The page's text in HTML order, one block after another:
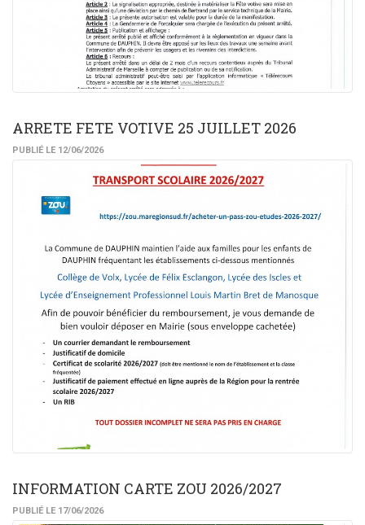
ARRETE FETE VOTIVE 25 JUILLET 2026
PUBLIÉ LE 12/06/2026
INFORMATION CARTE ZOU 2026/2027
PUBLIÉ LE 17/06/2026